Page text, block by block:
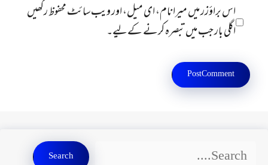
اس براؤزر میں میرا نام، ای میل، اور ویب سائٹ محفوظ رکھیں
اگلی بار جب میں تبصرہ کرنے کےلیے۔
Search
Search